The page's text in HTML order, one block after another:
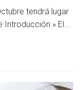
tendrá lugar
» El...